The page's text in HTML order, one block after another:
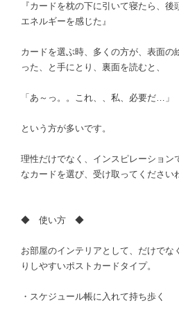
『カードを枕の下に引いて寝たら、
エネルギーを感じた』
カードを選ぶ時、多くの方が、表面の
った、と手にとり、裏面を読むと、
「あ～っ。。これ、、私、必要だ…」
という方が多いです。
理性だけでなく、インスピレーション
なカードを選び、受け取ってください
◆ 使い方 ◆
お部屋のインテリアとして、だけでな
りしやすいポストカードタイプ。
・スケジュール帳に入れて持ち歩く